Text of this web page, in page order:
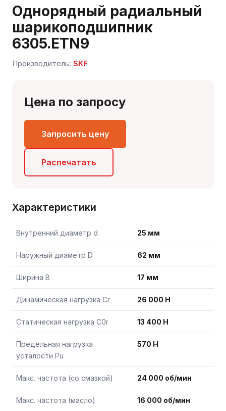
Однорядный радиальный
шарикоподшипник
6305.ETN9
Производитель: SKF
Цена по запросу
Запросить цену
Распечатать
Характеристики
Внутренний диаметр d 25 мм
Наружный диаметр D 62 мм
Ширина B 17 мм
Динамическая нагрузка Cr 26 000 Н
Статическая нагрузка C0r 13 400 Н
Предельная нагрузка
усталости Pu
570 Н
Макс. частота (со смазкой) 24 000 об/мин
Макс. частота (масло) 16 000 об/мин
Сергей — первый в отрасли ИИ-эксперт по